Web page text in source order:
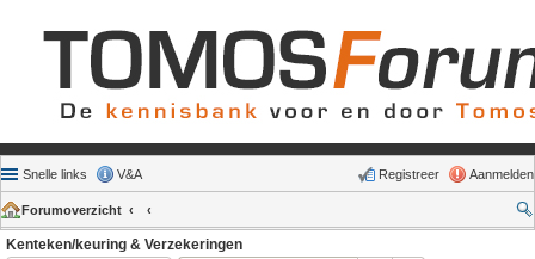
Snelle links V&A Aanmelden
Registreer
Forumoverzicht
Kenteken/keuring & Verzekeringen